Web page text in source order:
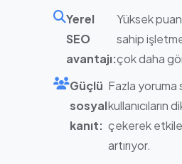
Yerel
SEO
avantajı:
Yüksek
sahip
çok daha
Güçlü
sosyal
kanıt:
Fazla yoruma
kullanıcıların
çekerek
artırıyor.